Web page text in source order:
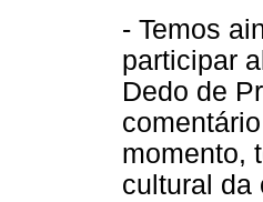
- Temos
participar
Dedo de
momento,
cultural da